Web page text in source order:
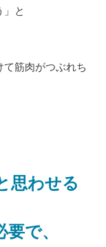
」と
て筋肉がつぶれち
思わせる
で、